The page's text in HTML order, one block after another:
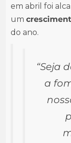
em abril foi
um
do ano.
“Seja
a